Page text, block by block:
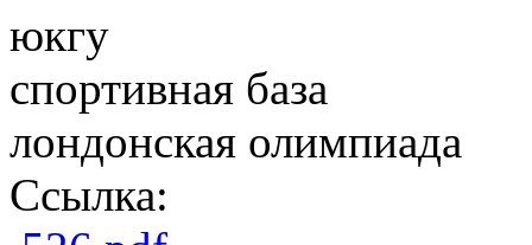
юкгу
спортивная база
лондонская олимпиада
Ссылка: